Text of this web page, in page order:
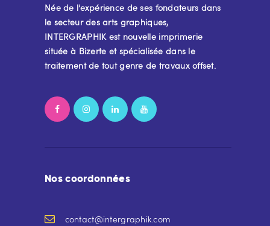
Née de l’expérience de ses fondateurs dans
le secteur des arts graphiques,
INTERGRAPHIK est nouvelle imprimerie
située à Bizerte et spécialisée dans le
traitement de tout genre de travaux offset.
Nos coordonnées
contact@intergraphik.com